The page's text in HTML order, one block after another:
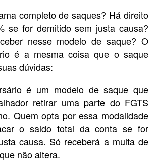
completo de saques? Há direito
se for demitido sem justa causa?
nesse modelo de saque? O
é a mesma coisa que o saque
dúvidas:
é um modelo de saque que
retirar uma parte do FGTS
Quem opta por essa modalidade
o saldo total da conta se for
causa. Só receberá a multa de
não altera.